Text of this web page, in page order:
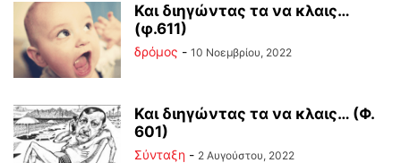
Και διηγώντας τα να κλαις…
(φ.611)
δρόμος - 10 Νοεμβρίου, 2022
Και διηγώντας τα να κλαις… (Φ.
601)
Σύνταξη - 2 Αυγούστου, 2022